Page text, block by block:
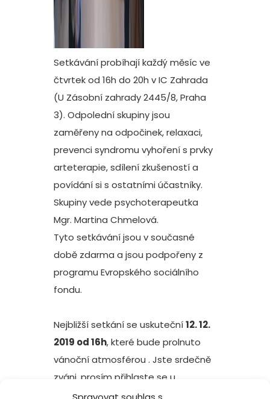
Setkávání probíhají každý měsíc ve
čtvrtek od 16h do 20h v IC Zahrada
(U Zásobní zahrady 2445/8, Praha
3). Odpolední skupiny jsou
zaměřeny na odpočinek, relaxaci,
prevenci syndromu vyhoření s prvky
arteterapie, sdílení zkušeností a
povídání si s ostatními účastníky.
Skupiny vede psychoterapeutka
Mgr. Martina Chmelová.
Tyto setkávání jsou v současné
době zdarma a jsou podpořeny z
programu Evropského sociálního
fondu.
Nejbližší setkání se uskuteční12. 12.
2019 od 16h, které bude prolnuto
vánoční atmosférou . Jste srdečně
zváni, prosím přihlaste se u
koordinátorky Kristýny Padrtové.